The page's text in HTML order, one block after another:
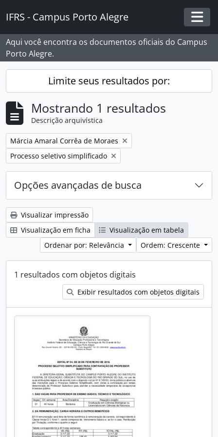
IFRS - Campus Porto Alegre
Aqui você encontra os documentos oficiais do Campus
Porto Alegre.
Limite seus resultados por:
Mostrando 1 resultados
Descrição arquivística
Remover filtro:
Márcia Amaral Corrêa de Moraes
Remover filtro:
Processo seletivo simplificado
Opções avançadas de busca
Visualizar impressão
Visualização em ficha
Visualização em tabela
Ordenar por: Relevância
Ordem: Crescente
1 resultados com objetos digitais
Exibir resultados com objetos digitais